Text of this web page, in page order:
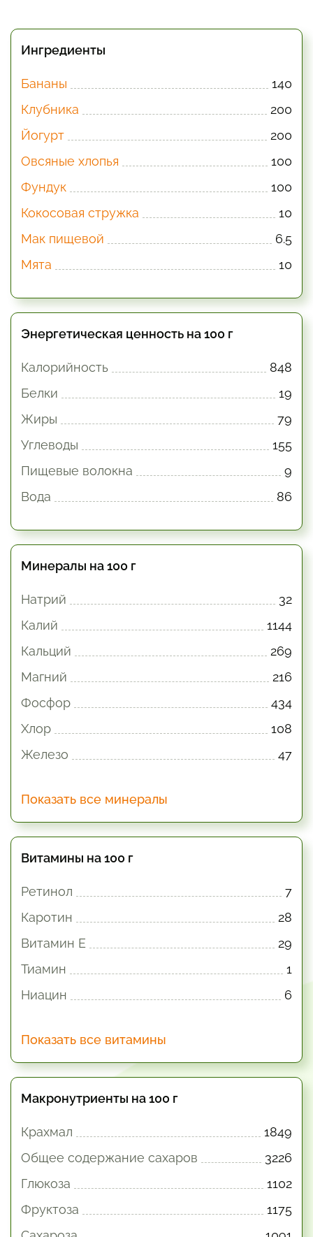
Ингредиенты
Бананы
140
Клубника
200
Йогурт
200
Овсяные хлопья
100
Фундук
100
Кокосовая стружка
10
Мак пищевой
6.5
Мята
10
Энергетическая ценность на 100 г
Калорийность
848
Белки
19
Жиры
79
Углеводы
155
Пищевые волокна
9
Вода
86
Минералы на 100 г
Натрий
32
Калий
1144
Кальций
269
Магний
216
Фосфор
434
Хлор
108
Железо
47
Показать все минералы
Витамины на 100 г
Ретинол
7
Каротин
28
Витамин E
29
Тиамин
1
Ниацин
6
Показать все витамины
Макронутриенты на 100 г
Крахмал
1849
Общее содержание сахаров
3226
Глюкоза
1102
Фруктоза
1175